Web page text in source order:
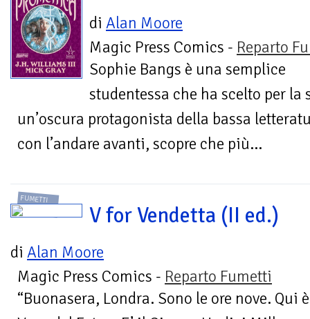
di Alan Moore
Magic Press Comics - Reparto
Sophie Bangs è una semplice
studentessa che ha scelto per
un’oscura protagonista della bassa
con l’andare avanti, scopre che più...
FUMETTI
V for Vendetta (II ed.)
di Alan Moore
Magic Press Comics - Reparto Fumetti
“Buonasera, Londra. Sono le ore nove. Qui